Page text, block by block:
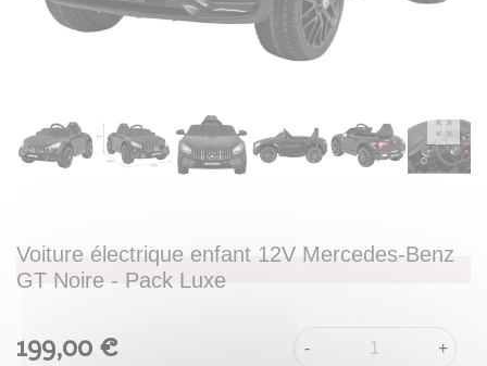
Voiture électrique enfant 12V Mercedes-Benz
GT Noire - Pack Luxe
199,00 € - +